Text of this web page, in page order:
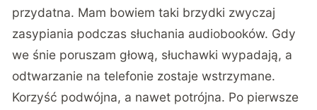
przydatna. Mam bowiem taki brzydki zwyczaj
zasypiania podczas słuchania audiobooków. Gdy
we śnie poruszam głową, słuchawki wypadają, a
odtwarzanie na telefonie zostaje wstrzymane.
Korzyść podwójna, a nawet potrójna. Po pierwsze